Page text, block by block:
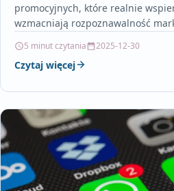
promocyjnych, które realnie
wzmacniają rozpoznawalność
5 minut czytania 2025-12-30
Czytaj więcej